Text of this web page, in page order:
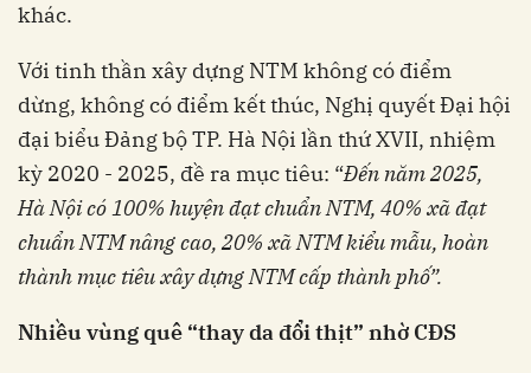
khác.
Với tinh thần xây dựng NTM không có điểm
dừng, không có điểm kết thúc, Nghị quyết Đại hội
đại biểu Đảng bộ TP. Hà Nội lần thứ XVII, nhiệm
kỳ 2020 - 2025, đề ra mục tiêu: “Đến năm 2025,
Hà Nội có 100% huyện đạt chuẩn NTM, 40% xã đạt
chuẩn NTM nâng cao, 20% xã NTM kiểu mẫu, hoàn
thành mục tiêu xây dựng NTM cấp thành phố”.
Nhiều vùng quê “thay da đổi thịt” nhờ CĐS